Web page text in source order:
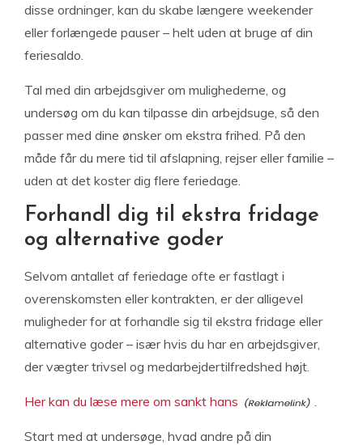
disse ordninger, kan du skabe længere weekender
eller forlængede pauser – helt uden at bruge af din
feriesaldo.
Tal med din arbejdsgiver om mulighederne, og
undersøg om du kan tilpasse din arbejdsuge, så den
passer med dine ønsker om ekstra frihed. På den
måde får du mere tid til afslapning, rejser eller familie –
uden at det koster dig flere feriedage.
Forhandl dig til ekstra fridage
og alternative goder
Selvom antallet af feriedage ofte er fastlagt i
overenskomsten eller kontrakten, er der alligevel
muligheder for at forhandle sig til ekstra fridage eller
alternative goder – især hvis du har en arbejdsgiver,
der vægter trivsel og medarbejdertilfredshed højt.
Her kan du læse mere om sankt hans
Start med at undersøge, hvad andre på din